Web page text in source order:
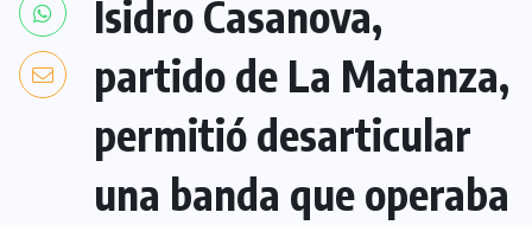
Isidro Casanova,
partido de La Matanza,
permitió desarticular
una banda que operaba